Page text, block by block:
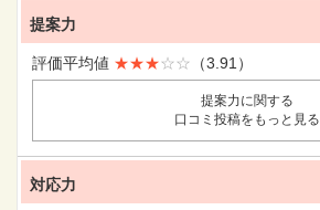
提案力
評価平均値 ★★★☆☆ （3.91）
提案力に関する
口コミ投稿をもっと見る
対応力